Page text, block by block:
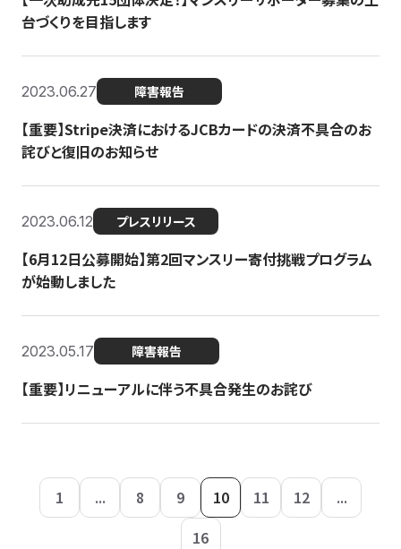
台づくりを目指します
2023.06.27 障害報告
【重要】Stripe決済におけるJCBカードの決済不具合のお
詫びと復旧のお知らせ
2023.06.12 プレスリリース
【6月12日公募開始】第2回マンスリー寄付挑戦プログラム
が始動しました
2023.05.17 障害報告
【重要】リニューアルに伴う不具合発生のお詫び
1 ... 8 9 10 11 12
...
16